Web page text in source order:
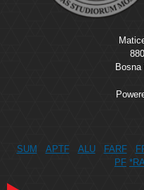
SUM APTF ALU FARF
PF